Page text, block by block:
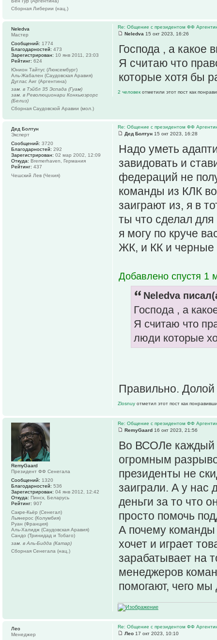
Сборная Либерии (нац.)
Re: Общение с президентом ФФ
Neledva 15 окт 2023, 16:26
Господа , а
Я считаю что
которые хотя бы
2 человек отметили этот пост как
Neledva
Мастер
Сообщений: 1774
Благодарностей: 473
Зарегистрирован: 10 янв 2011, 23:03
Рейтинг: 624
Юнион Тайтус (Люксембург)
Аль-Жабален (Саудовская Аравия)
Дуглас Аиг (Аргентина)
зам. в Тэйбл 35 Эспада (Гуам)
зам. в Революционари Конкьюэрорс
(Белиз)
Сборная Саудовской Аравии (мол.)
Re: Общение с президентом ФФ
Дед Болтун 15 окт 2023, 16:28
Надо уметь
завидовать и
федераций не
команды из КЛК
заиграют из, я в
ты что сделал
я могу по круче
ЖК, и КК и черные
Добавлено спустя 1
Neledva
Господа , а
Я считаю что
люди которые
Правильно.
Zlosnuy отметил этот пост как
Дед Болтун
Эксперт
Сообщений: 3720
Благодарностей: 292
Зарегистрирован: 02 мар 2002, 12:09
Откуда: Bremerhaven, Германия
Рейтинг: 437
Чешский Лев (Чехия)
Re: Общение с президентом ФФ
RemyGaard 16 окт 2023, 21:56
Во ВСОЛе каждый
огромным
президенты не
заиграли. А у нас
деньги за то что
просто помочь
А почему
хочет и играет
зарабатывает на
менеджеров
помогают, чего
RemyGaard
Президент ФФ Сенегала
Сообщений: 1320
Благодарностей: 536
Зарегистрирован: 04 янв 2012, 12:42
Откуда: Пинск, Беларусь
Рейтинг: 907
Сакре-Кьёр (Сенегал)
Льянерос (Колумбия)
Руан (Франция)
Аль-Халидж (Саудовская Аравия)
Сандо (Тринидад и Тобаго)
зам. в Аль-Бидда (Катар)
Сборная Сенегала (нац.)
Re: Общение с президентом ФФ
Лео 17 окт 2023, 10:10
Лео
Менеджер